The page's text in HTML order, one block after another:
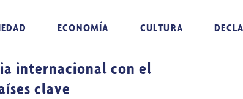
ECONOMÍA CULTURA
internacional con el
clave